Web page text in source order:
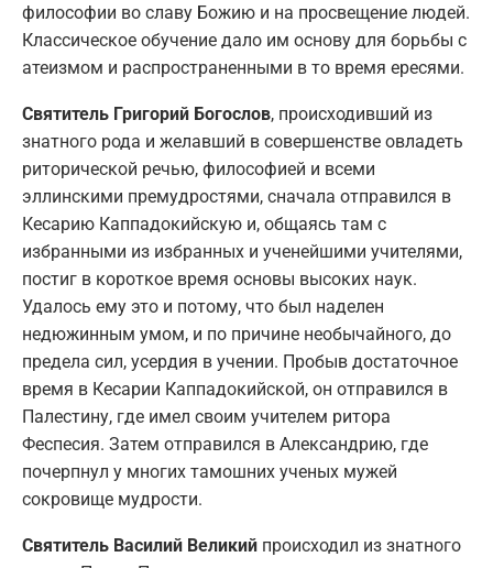
философии во славу Божию и на просвещение людей.
Классическое обучение дало им основу для борьбы с
атеизмом и распространенными в то время ересями.
Святитель Григорий Богослов, происходивший из
знатного рода и желавший в совершенстве овладеть
риторической речью, философией и всеми
эллинскими премудростями, сначала отправился в
Кесарию Каппадокийскую и, общаясь там с
избранными из избранных и ученейшими учителями,
постиг в короткое время основы высоких наук.
Удалось ему это и потому, что был наделен
недюжинным умом, и по причине необычайного, до
предела сил, усердия в учении. Пробыв достаточное
время в Кесарии Каппадокийской, он отправился в
Палестину, где имел своим учителем ритора
Феспесия. Затем отправился в Александрию, где
почерпнул у многих тамошних ученых мужей
сокровище мудрости.
Святитель Василий Великий происходил из знатного